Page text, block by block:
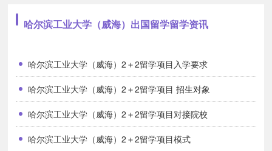
六、专业设置
利兹大学
会计与金融、国际贸易与金融、商务管理、商务管理与市场学、
商务管理与人力资源、人力资源管理、国际贸易
哈尔滨工业大学（威海）出国留学留学资讯
哈尔滨工业大学（威海）2＋2留学项目入学要求
哈尔滨工业大学（威海）2＋2留学项目 招生对象
哈尔滨工业大学（威海）2＋2留学项目对接院校
哈尔滨工业大学（威海）2＋2留学项目模式